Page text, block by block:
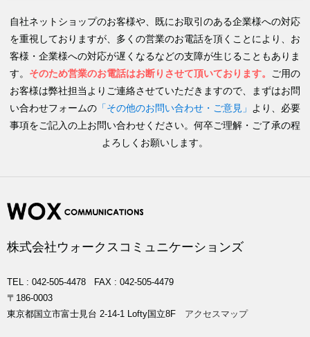
自社ネットショップのお客様や、既にお取引のある企業様への対応
を重視しておりますが、 多くの営業のお電話を頂くことにより、お
客様・企業様への対応が遅くなるなどの支障が生じることもありま
す。​ そのため営業のお電話はお断りさせて頂いております。
ご用の
お客様は弊社担当よりご連絡させていただきますので、
まずはお問
い合わせフォームの 「その他のお問い合わせ・ご意見」
より、必要
事項をご記入の上お問い合わせください。 何卒ご理解・ご了承の程
よろしくお願いします。
株式会社ウォークスコミュニケーションズ
TEL : 042-505-4478
FAX : 042-505-4479
〒186-0003
東京都国立市富士見台 2-14-1 Lofty国立8F アクセスマップ